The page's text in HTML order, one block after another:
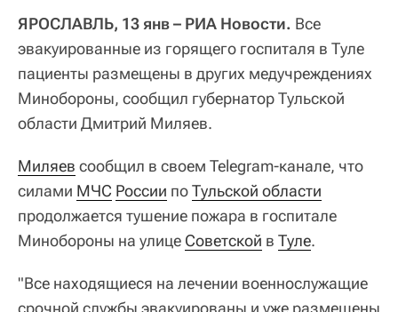
ЯРОСЛАВЛЬ, 13 янв – РИА Новости. Все
эвакуированные из горящего госпиталя в Туле
пациенты размещены в других медучреждениях
Минобороны, сообщил губернатор Тульской
области Дмитрий Миляев.
Миляев сообщил в своем Telegram-канале, что
силами МЧС России поТульской области
продолжается тушение пожара в госпитале
Минобороны на улице Советской в Туле.
"Все находящиеся на лечении военнослужащие
срочной службы эвакуированы и уже размещены